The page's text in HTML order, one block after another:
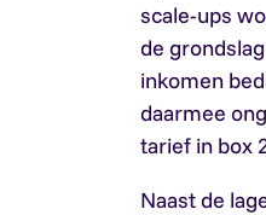
scale-ups
de
inkomen
daarmee
tarief in box
Naast de